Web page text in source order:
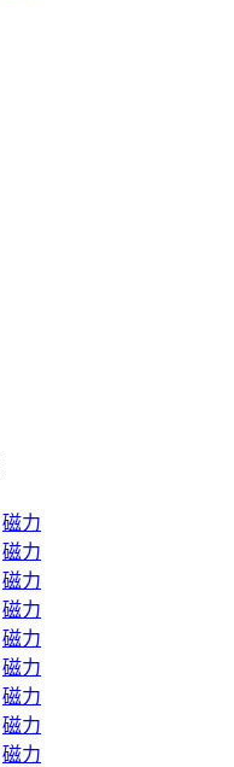
磁力
磁力
磁力
磁力
磁力
磁力
磁力
磁力
磁力